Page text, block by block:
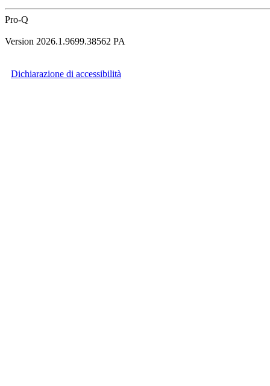
Pro-Q
Version 2026.1.9699.38562 PA
Dichiarazione di accessibilità